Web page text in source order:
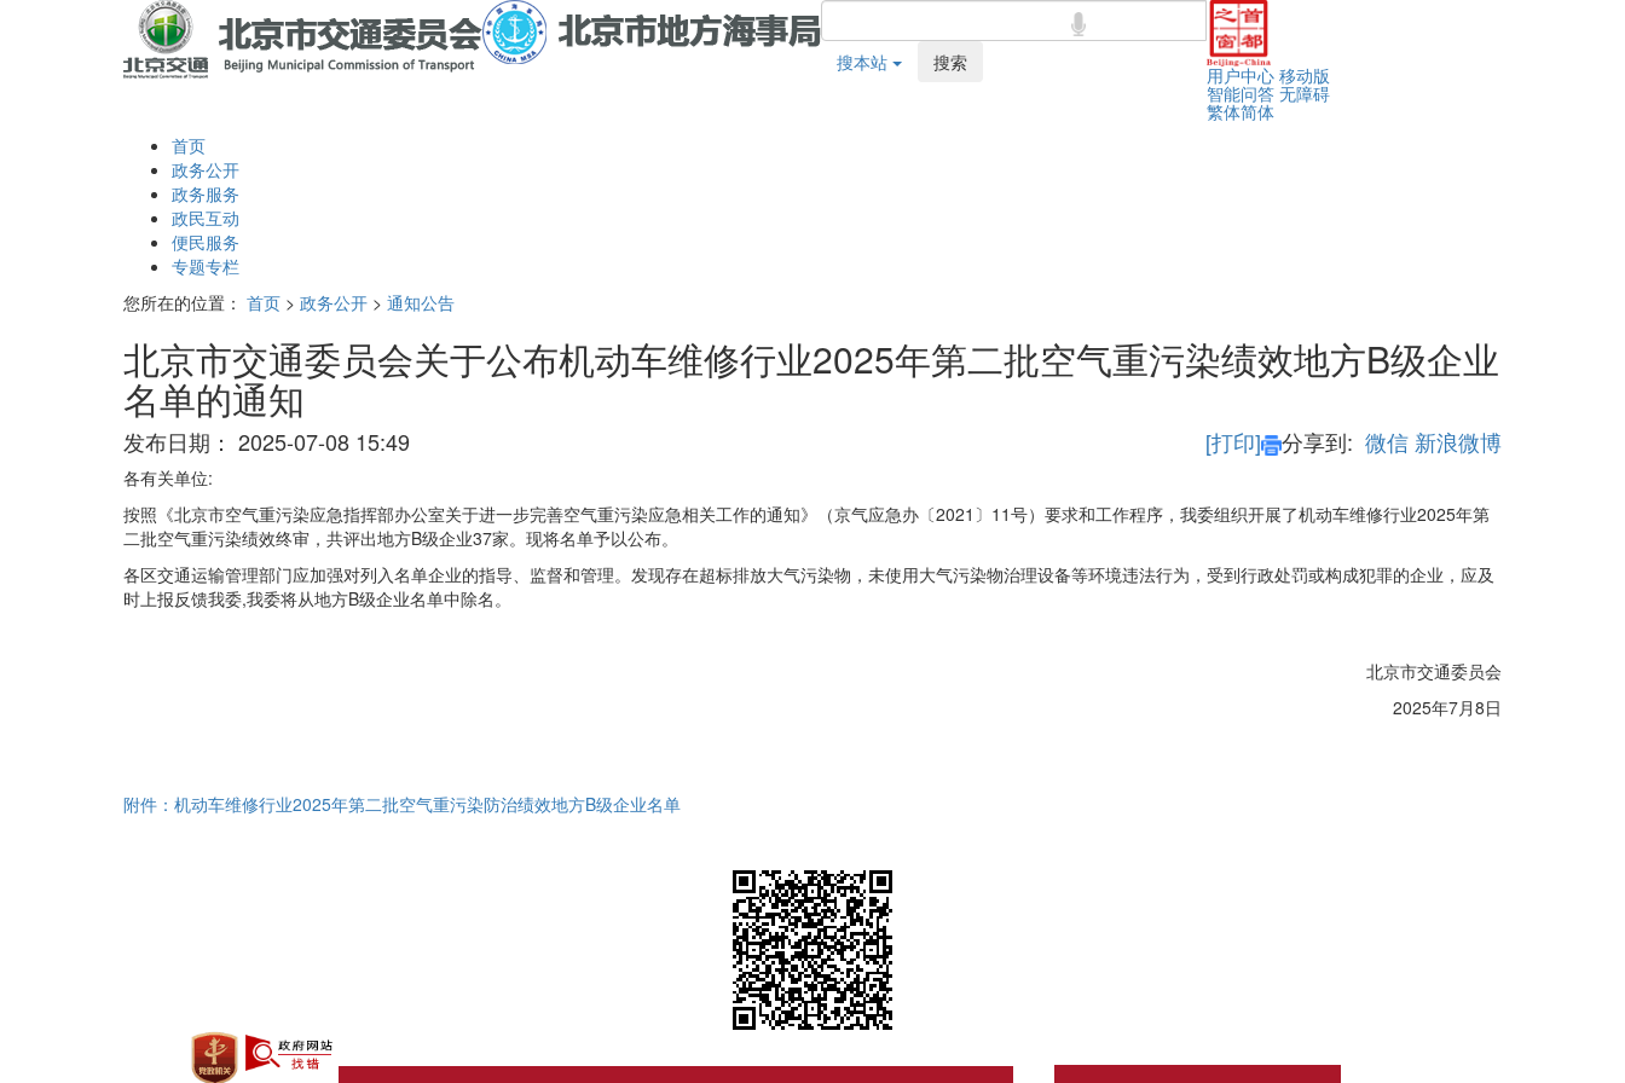
搜本站 搜索
用户中心 移动版
智能问答 无障碍
繁体简体
首页
政务公开
政务服务
政民互动
便民服务
专题专栏
您所在的位置： 首页 > 政务公开 > 通知公告
北京市交通委员会关于公布机动车维修行业2025年第二批空气重污染绩效地方B级企业
名单的通知
发布日期： 2025-07-08 15:49 [打印] 分享到: 微信 新浪微博
各有关单位:
按照《北京市空气重污染应急指挥部办公室关于进一步完善空气重污染应急相关工作的通知》（京气应急办〔2021〕11号）要求和工作程序，我委组织开展了机动车维修行业2025年第
二批空气重污染绩效终审，共评出地方B级企业37家。现将名单予以公布。
各区交通运输管理部门应加强对列入名单企业的指导、监督和管理。发现存在超标排放大气污染物，未使用大气污染物治理设备等环境违法行为，受到行政处罚或构成犯罪的企业，应及
时上报反馈我委,我委将从地方B级企业名单中除名。
北京市交通委员会
2025年7月8日
附件：机动车维修行业2025年第二批空气重污染防治绩效地方B级企业名单